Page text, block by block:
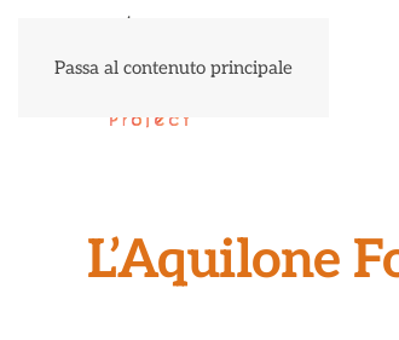
Passa al contenuto principale
L’Aquilone